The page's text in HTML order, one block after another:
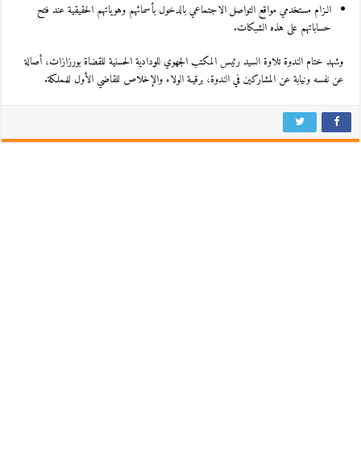
الـزام مستخدمي مواقع التواصل الاجتماعي بالدخول بأسمائهم وهوياتهم الحقيقية عند فتح
حساباتهم على هذه الشبكات.
وشهد ختام الندوة تلاوة السيد رئيس المكتب الجهوي للودادية الحسنية للقضاة بورزازات، أصالة
عن نفسه ونيابة عن المشاركين في الندوة، برقيـة الولاء والإخلاص للقاضي الأول للمملكة.